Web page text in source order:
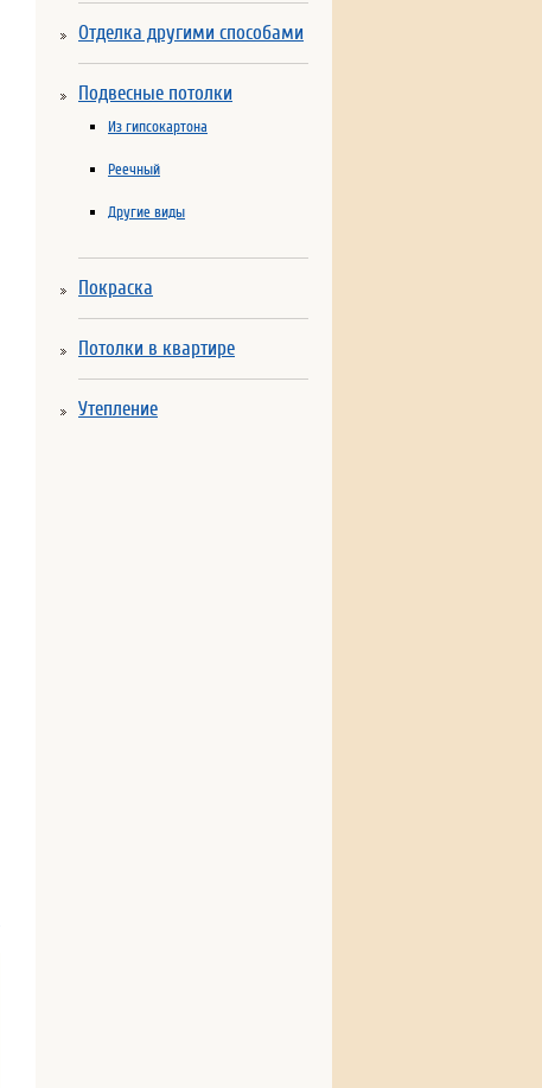
Отделка другими способами
Подвесные потолки
Из гипсокартона
Реечный
Другие виды
Покраска
Потолки в квартире
Утепление